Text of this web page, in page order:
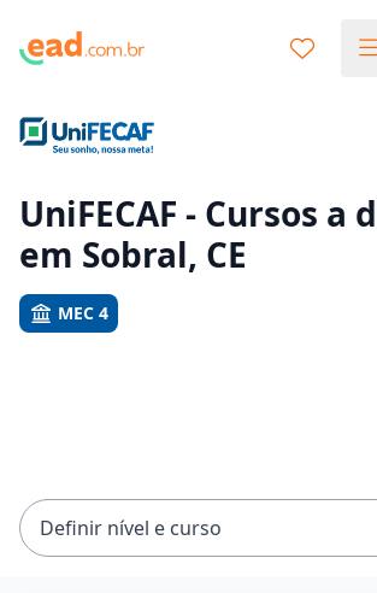
Vamos te guiar no caminho ideal para seus
UniFECAF - Cursos a
em Sobral, CE
MEC 4
Definir nível e curso